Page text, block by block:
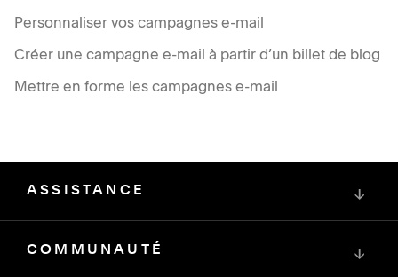
Personnaliser vos campagnes e-mail
Créer une campagne e-mail à partir d’un billet de blog
Mettre en forme les campagnes e-mail
ASSISTANCE ↓
COMMUNAUTÉ ↓